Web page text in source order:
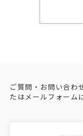
ご質問・お問い合わ
たはメールフォーム